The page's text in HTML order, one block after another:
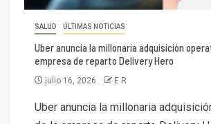
SALUD ÚLTIMAS NOTICIAS
Uber anuncia la millonaria adquisición
empresa de reparto Delivery Hero
julio 16, 2026 E R
Uber anuncia la millonaria